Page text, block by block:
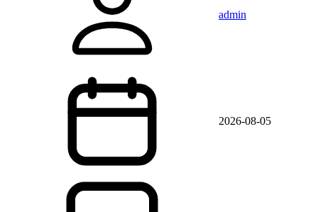
admin
2026-08-05